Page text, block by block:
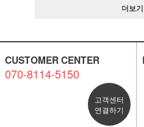
더보
CUSTOMER CENTER
070-8114-5150
고객센터
연결하기